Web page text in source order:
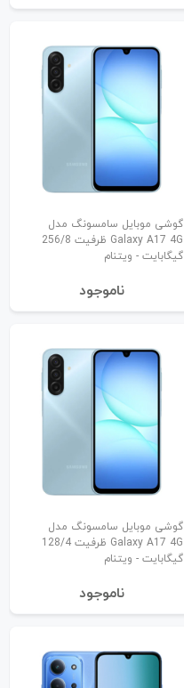
گوشی موبایل سامسونگ مدل
Galaxy A17 4G ظرفیت 256/8
گیگابایت - ویتنام
نا‌موجود
گوشی موبایل سامسونگ مدل
Galaxy A17 4G ظرفیت 128/4
گیگابایت - ویتنام
نا‌موجود